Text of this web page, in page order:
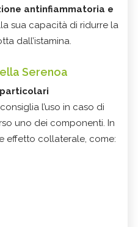
antinfiammatoria e
sua capacità di ridurre la
dall’istamina.
Serenoa
l’uso in caso di
uno dei componenti. In
effetto collaterale, come: